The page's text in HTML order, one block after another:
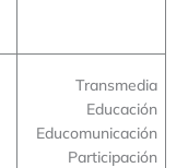
Transmedia
Educación
Educomunicación
Participación